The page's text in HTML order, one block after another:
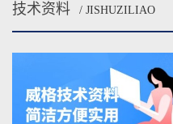
技术资料 / JISHUZILIAO